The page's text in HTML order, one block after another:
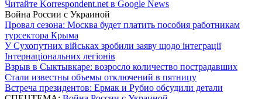
Читайте Korrespondent.net в Google News
Война России с Украиной
Провал сезона: Москва будет платить пособия работникам
турсектора Крыма
У Сухопутних військах зробили заяву щодо інтеграції
Інтернаціональних легіонів
Взрыв в Сыктывкаре: возросло количество пострадавших
Стали известны объемы отключений в пятницу
Встреча президентов: Ермак и Рубио обсудили детали